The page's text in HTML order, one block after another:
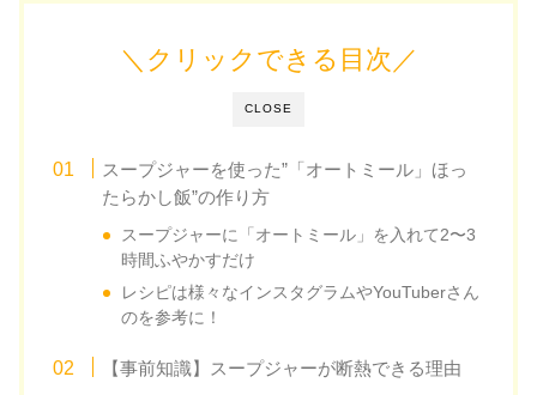
CLOSE
＼クリックできる目次／
スープジャーを使った”「オートミール」ほっ
たらかし飯”の作り方
スープジャーに「オートミール」を入れて2〜3
時間ふやかすだけ
レシピは様々なインスタグラムやYouTuberさん
のを参考に！
【事前知識】スープジャーが断熱できる理由